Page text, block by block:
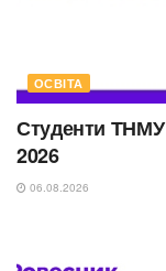
ОСВІТА
Студенти
2026
06.08.2026